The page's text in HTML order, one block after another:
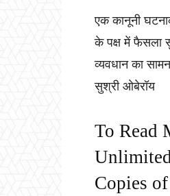
एक कानूनी
के पक्ष में फैसला
व्यवधान का
सुश्री ओबेरॉय
To Read
Copies